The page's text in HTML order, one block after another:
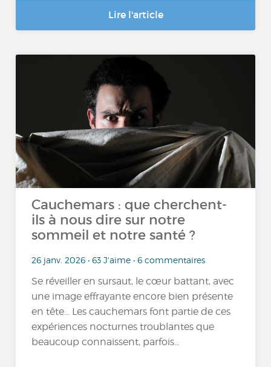
Lire l'article
Cauchemars : que cherchent-
ils à nous dire sur notre
sommeil et notre santé ?
26 janv. 2026 • 63 J'aime • 6 commentaires
Se réveiller en sursaut, le cœur battant, avec
une image effrayante encore bien présente
en tête… Les cauchemars font partie de ces
expériences nocturnes troublantes que
beaucoup connaissent, parfois...